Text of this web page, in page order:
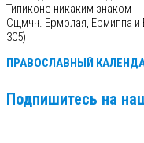
Сщмчч. Ермолая, Ермиппа
305)
ПРАВОСЛАВНЫЙ
Подпишитесь на